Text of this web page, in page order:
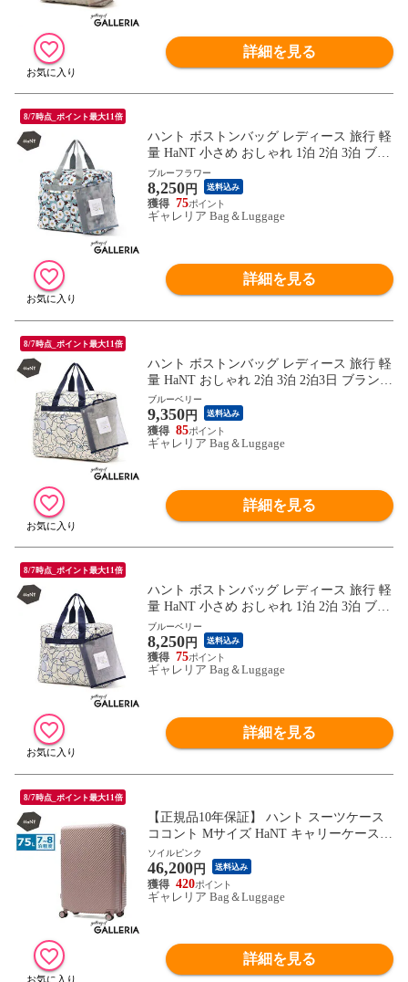
詳細を見る
8/7時点_ポイント最大11倍
ハント ボストンバッグ レディース 旅行 軽
量 HaNT 小さめ おしゃれ 1泊 2泊 3泊 ブラ
ンド 旅行用 ジム 折りたたみ 折りたたみ式
B4 A4 コンパクト 旅行バッグ バッグ ボス
トン 折りたたみボストンバッグ 30L 17721
wsb
ブルーフラワー
8,250円 送料込み
75
ギャレリア Bag＆Luggage
詳細を見る
8/7時点_ポイント最大11倍
ハント ボストンバッグ レディース 旅行 軽
量 HaNT おしゃれ 2泊 3泊 2泊3日 ブランド
旅行用 ジム 折りたたみ 折りたたみ式 A3 B
4 A4 旅行バッグ バッグ ボストン 折りたた
みボストンバッグ 41L 17722 wsb
ブルーベリー
9,350円 送料込み
85
ギャレリア Bag＆Luggage
詳細を見る
8/7時点_ポイント最大11倍
ハント ボストンバッグ レディース 旅行 軽
量 HaNT 小さめ おしゃれ 1泊 2泊 3泊 ブラ
ンド 旅行用 ジム 折りたたみ 折りたたみ式
B4 A4 コンパクト 旅行バッグ バッグ ボス
トン 折りたたみボストンバッグ 30L 17721
wsb
ブルーベリー
8,250円 送料込み
75
ギャレリア Bag＆Luggage
詳細を見る
8/7時点_ポイント最大11倍
【正規品10年保証】 ハント スーツケース
ココント Mサイズ HaNT キャリーケース
キャリーバッグ かわいい 大容量 M ストッ
パー付き 中型 海外 旅行 ミニバッグ付き
女性 おしゃれ エース ACE 75L TSロック 0
5515
ソイルピンク
46,200円 送料込み
420
ギャレリア Bag＆Luggage
詳細を見る